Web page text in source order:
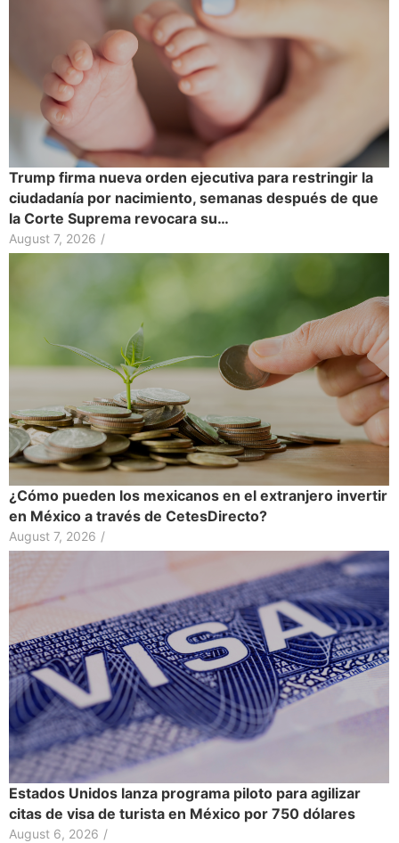
Trump firma nueva orden ejecutiva para restringir la
ciudadanía por nacimiento, semanas después de que
la Corte Suprema revocara su…
August 7, 2026 /
¿Cómo pueden los mexicanos en el extranjero invertir
en México a través de CetesDirecto?
August 7, 2026 /
Estados Unidos lanza programa piloto para agilizar
citas de visa de turista en México por 750 dólares
August 6, 2026 /